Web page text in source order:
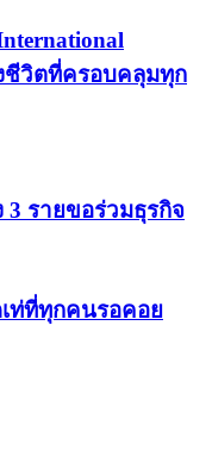
ชีวิตที่ครอบคลุมทุก
3 รายขอร่วมธุรกิจ
เท่ที่ทุกคนรอคอย